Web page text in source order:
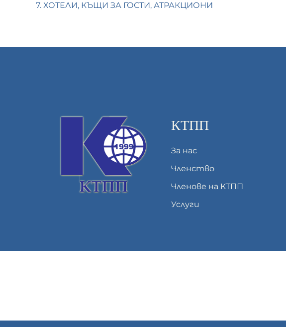
7. ХОТЕЛИ, КЪЩИ ЗА ГОСТИ, АТРАКЦИОНИ
КТПП
За нас
Членство
Членове на КТПП
Услуги